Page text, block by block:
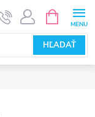
HĽADAŤ
KOŠÍK